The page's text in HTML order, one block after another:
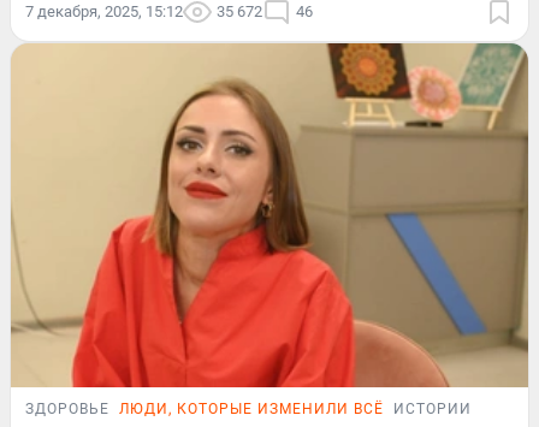
7 декабря, 2025, 15:12 35 672 46
ЗДОРОВЬЕ ЛЮДИ, КОТОРЫЕ ИЗМЕНИЛИ ВСЁ ИСТОРИИ